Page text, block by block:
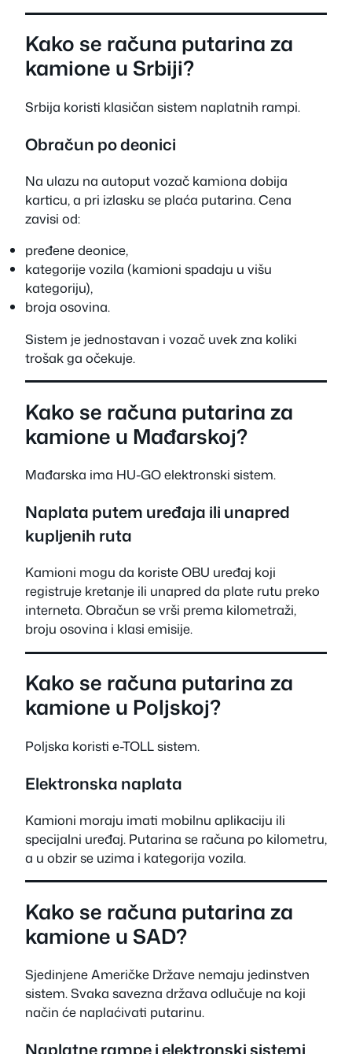
Kako se računa putarina za
kamione u Srbiji?
Srbija koristi klasičan sistem naplatnih rampi.
Obračun po deonici
Na ulazu na autoput vozač kamiona dobija
karticu, a pri izlasku se plaća putarina. Cena
zavisi od:
pređene deonice,
kategorije vozila (kamioni spadaju u višu
kategoriju),
broja osovina.
Sistem je jednostavan i vozač uvek zna koliki
trošak ga očekuje.
Kako se računa putarina za
kamione u Mađarskoj?
Mađarska ima HU-GO elektronski sistem.
Naplata putem uređaja ili unapred
kupljenih ruta
Kamioni mogu da koriste OBU uređaj koji
registruje kretanje ili unapred da plate rutu preko
interneta. Obračun se vrši prema kilometraži,
broju osovina i klasi emisije.
Kako se računa putarina za
kamione u Poljskoj?
Poljska koristi e-TOLL sistem.
Elektronska naplata
Kamioni moraju imati mobilnu aplikaciju ili
specijalni uređaj. Putarina se računa po kilometru,
a u obzir se uzima i kategorija vozila.
Kako se računa putarina za
kamione u SAD?
Sjedinjene Američke Države nemaju jedinstven
sistem. Svaka savezna država odlučuje na koji
način će naplaćivati putarinu.